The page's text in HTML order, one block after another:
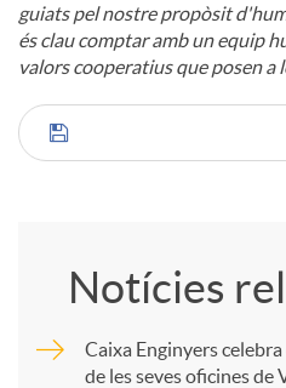
guiats pel nostre propòsit
és clau comptar amb un equip
valors cooperatius que posen a
C
Notícies
Caixa Enginyers
de les seves oficines de